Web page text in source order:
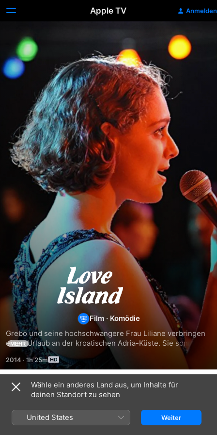
Apple TV Anmelden
Love
Island
Film · Komödie
Grebo und seine hochschwangere Frau Liliane verbringen
einen Urlaub an der kroatischen Adria-Küste. Sie sonnen,
schwimmen, essen und lieben sich entspannt durch die
Tage bis die verführerische Flora auftaucht. Grebo fühlt
sich sofort zu der Tauchlehrerin hingezogen, nichtsahnend
vom Geheimnis, das sie mit Liliane verbindet. Doch
Geheimnisse bleiben auf der Insel nicht lange verborgen
seinen Lauf.
MEHR
2014 · 1h 25m
Ähnlich
Big
Fat
Wähle ein anderes Land aus, um Inhalte für
deinen Standort zu sehen
United States Weiter